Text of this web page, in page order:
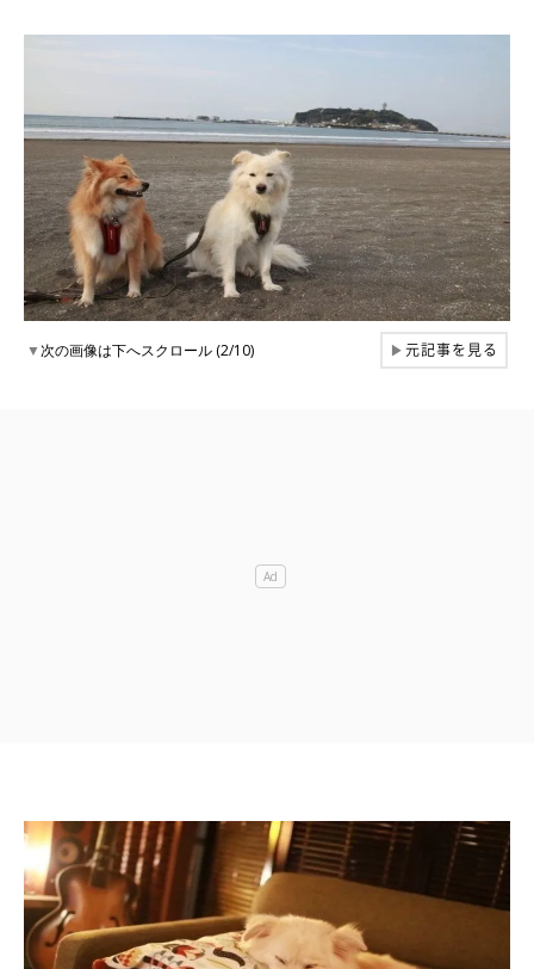
▼次の画像は下へスクロール (2/10) ▶元記事を見る